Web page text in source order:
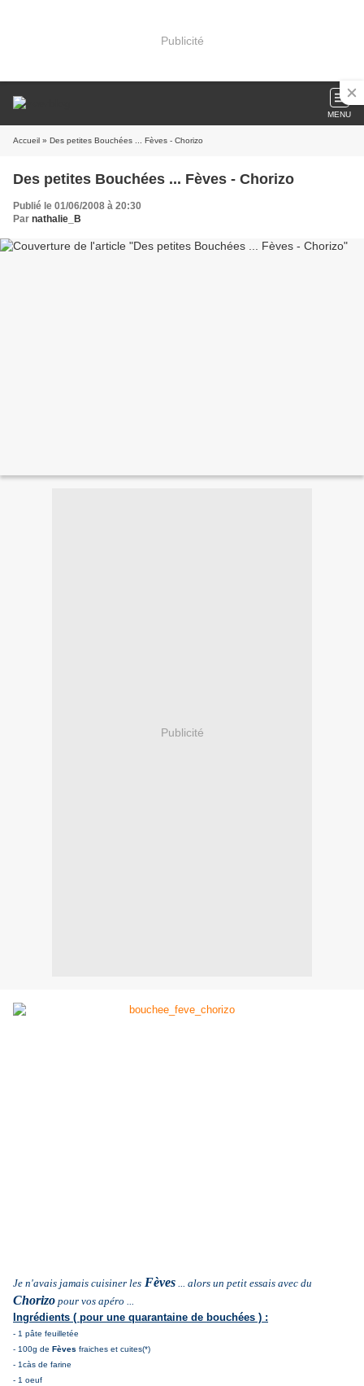
Publicité
MENU
Accueil » Des petites Bouchées ... Fèves - Chorizo
Des petites Bouchées ... Fèves - Chorizo
Publié le 01/06/2008 à 20:30
Par nathalie_B
Publicité
Je n'avais jamais cuisiner les Fèves ... alors un petit essais avec du
Chorizo pour vos apéro ...
Ingrédients ( pour une quarantaine de bouchées ) :
- 1 pâte feuilletée
- 100g de Fèves fraiches et cuites(*)
- 1càs de farine
- 1 oeuf